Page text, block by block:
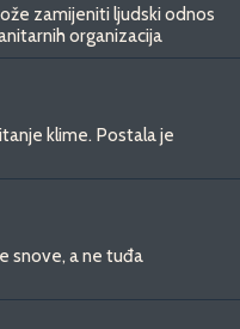
zamijeniti ljudski odnos
organizacija
klime. Postala je
snove, a ne tuđa